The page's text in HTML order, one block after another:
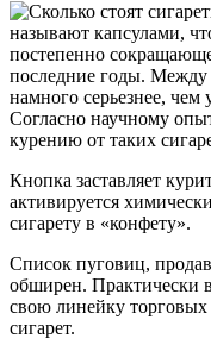
называют капсулами,
постепенно
последние годы. Между
намного серьезнее, чем
Согласно научному
курению от таких
Кнопка заставляет
активируется
сигарету в «конфету».
Список пуговиц,
обширен. Практически
свою линейку
сигарет.